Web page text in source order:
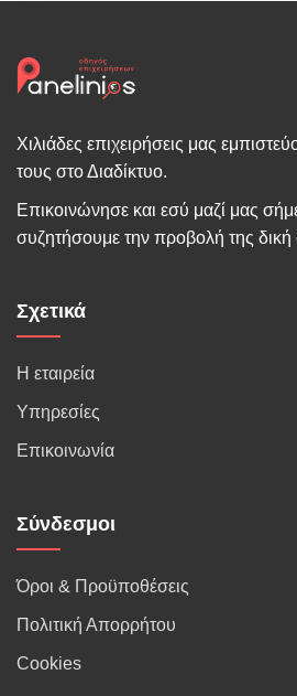
Χιλιάδες επιχειρήσεις μας
τους στο Διαδίκτυο.
Επικοινώνησε και εσύ μαζί μας
συζητήσουμε την προβολή της δική
Σχετικά
Η εταιρεία
Υπηρεσίες
Επικοινωνία
Σύνδεσμοι
Όροι & Προϋποθέσεις
Πολιτική Απορρήτου
Cookies